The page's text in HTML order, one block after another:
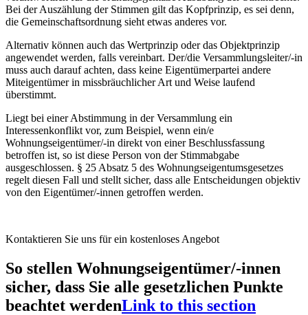
Bei der Auszählung der Stimmen gilt das Kopfprinzip, es sei denn,
die Gemeinschaftsordnung sieht etwas anderes vor.
Alternativ können auch das Wertprinzip oder das Objektprinzip
angewendet werden, falls vereinbart. Der/die Versammlungsleiter/-in
muss auch darauf achten, dass keine Eigentümerpartei andere
Miteigentümer in missbräuchlicher Art und Weise laufend
überstimmt.
Liegt bei einer Abstimmung in der Versammlung ein
Interessenkonflikt vor, zum Beispiel, wenn ein/e
Wohnungseigentümer/-in direkt von einer Beschlussfassung
betroffen ist, so ist diese Person von der Stimmabgabe
ausgeschlossen. § 25 Absatz 5 des Wohnungseigentumsgesetzes
regelt diesen Fall und stellt sicher, dass alle Entscheidungen objektiv
von den Eigentümer/-innen getroffen werden.
Kontaktieren Sie uns für ein kostenloses Angebot
So stellen Wohnungseigentümer/-innen
sicher, dass Sie alle gesetzlichen Punkte
beachtet werdenLink to this section